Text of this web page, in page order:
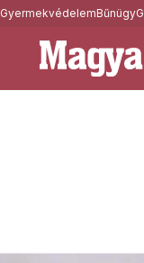
GyermekvédelemBűnügy